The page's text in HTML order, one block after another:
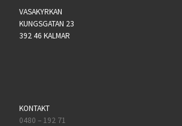
VASAKYRKAN
KUNGSGATAN 23
392 46 KALMAR
KONTAKT
0480 – 192 71